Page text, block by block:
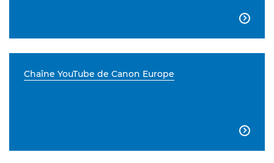

Chaîne YouTube de Canon Europe
